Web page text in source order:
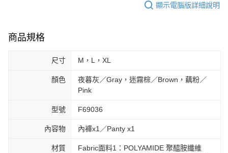
顯示電腦版詳細說明
商品規格
尺寸 M，L，XL
顏色
夜暮灰／Gray，迷霧棕／Brown，藕粉／
Pink
型號 F69036
內容物 內褲x1／Panty x1
材質
Fabric面料1：POLYAMIDE 聚醯胺纖維